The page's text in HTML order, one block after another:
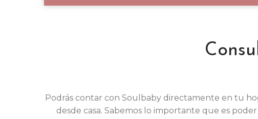
Podrás contar con Soulbaby directamente en tu
desde casa. Sabemos lo importante que es